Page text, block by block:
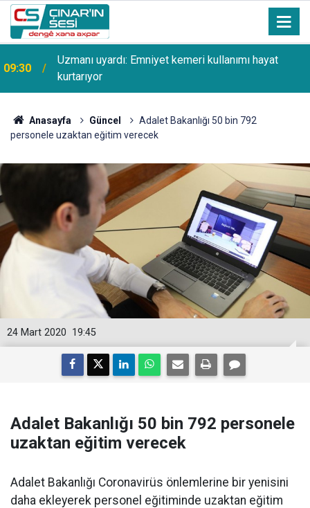
09:30
Uzmanı uyardı: Emniyet kemeri kullanımı hayat
kurtarıyor
Anasayfa Güncel
Adalet Bakanlığı 50 bin 792
personele uzaktan eğitim verecek
19:45
24 Mart 2020
Adalet Bakanlığı 50 bin 792 personele
uzaktan eğitim verecek
Adalet Bakanlığı Coronavirüs önlemlerine bir yenisini
daha ekleyerek personel eğitiminde uzaktan eğitim